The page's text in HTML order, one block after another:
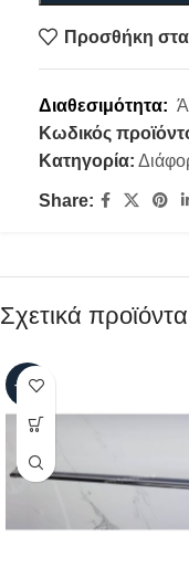
Προσθήκη
Διαθεσιμότητα:
Κωδικός
Κατηγορία:
Share:
Σχετικά προϊόντα
-75%